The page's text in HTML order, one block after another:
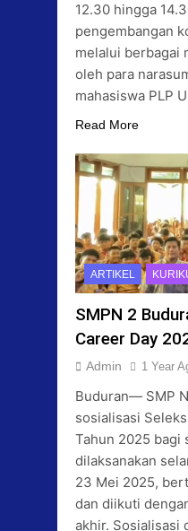
12.30 hingga
pengembangan
melalui berbagai
oleh para
mahasiswa PLP
Read More
ARTIKEL
SMPN 2
Career Day
Admin 1 Year
Buduran— SMP
sosialisasi
Tahun 2025 bagi
dilaksanakan
23 Mei 2025,
dan diikuti
akhir. Sosialisasi